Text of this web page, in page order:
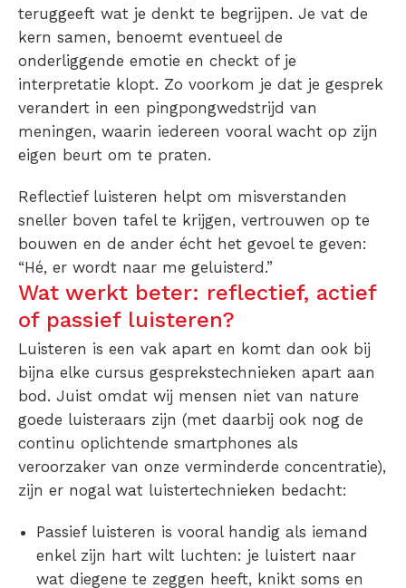
teruggeeft wat je denkt te begrijpen. Je vat de
kern samen, benoemt eventueel de
onderliggende emotie en checkt of je
interpretatie klopt. Zo voorkom je dat je gesprek
verandert in een pingpongwedstrijd van
meningen, waarin iedereen vooral wacht op zijn
eigen beurt om te praten.
Reflectief luisteren helpt om misverstanden
sneller boven tafel te krijgen, vertrouwen op te
bouwen en de ander écht het gevoel te geven:
“Hé, er wordt naar me geluisterd.”
Wat werkt beter: reflectief, actief
of passief luisteren?
Luisteren is een vak apart en komt dan ook bij
bijna elke cursus gesprekstechnieken apart aan
bod. Juist omdat wij mensen niet van nature
goede luisteraars zijn (met daarbij ook nog de
continu oplichtende smartphones als
veroorzaker van onze verminderde concentratie),
zijn er nogal wat luistertechnieken bedacht:
Passief luisteren is vooral handig als iemand
enkel zijn hart wilt luchten: je luistert naar
wat diegene te zeggen heeft, knikt soms en